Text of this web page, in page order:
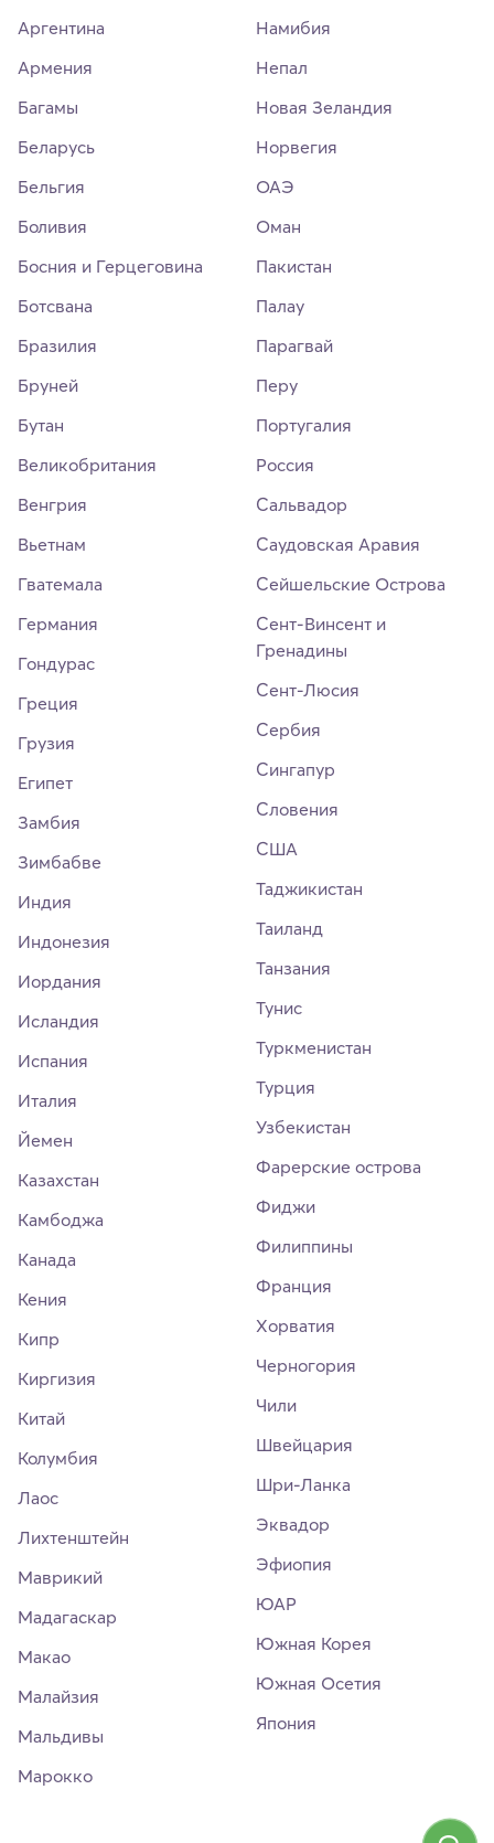
Аргентина
Армения
Багамы
Беларусь
Бельгия
Боливия
Босния и Герцеговина
Ботсвана
Бразилия
Бруней
Бутан
Великобритания
Венгрия
Вьетнам
Гватемала
Германия
Гондурас
Греция
Грузия
Египет
Замбия
Зимбабве
Индия
Индонезия
Иордания
Исландия
Испания
Италия
Йемен
Казахстан
Камбоджа
Канада
Кения
Кипр
Киргизия
Китай
Колумбия
Лаос
Лихтенштейн
Маврикий
Мадагаскар
Макао
Малайзия
Мальдивы
Марокко
Намибия
Непал
Новая Зеландия
Норвегия
ОАЭ
Оман
Пакистан
Палау
Парагвай
Перу
Португалия
Россия
Сальвадор
Саудовская Аравия
Сейшельские Острова
Сент-Винсент и
Гренадины
Сент-Люсия
Сербия
Сингапур
Словения
США
Таджикистан
Таиланд
Танзания
Тунис
Туркменистан
Турция
Узбекистан
Фарерские острова
Фиджи
Филиппины
Франция
Хорватия
Черногория
Чили
Швейцария
Шри-Ланка
Эквадор
Эфиопия
ЮАР
Южная Корея
Южная Осетия
Япония